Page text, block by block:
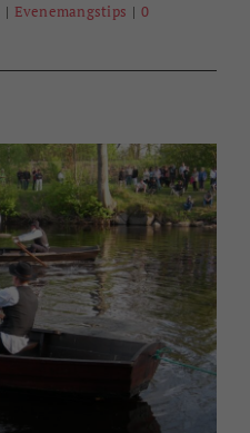
| Evenemangstips | 0